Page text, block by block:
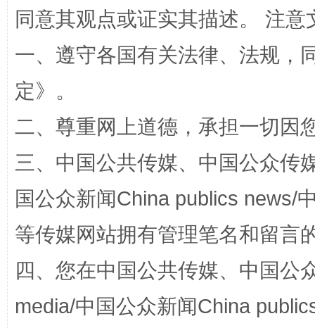
阿坝州三大球赛在茂县开幕 规模
同意其观点或证实其描述。 注
一、遵守各国有关法律、法规，
定》。
二、尊重网上道德，承担一切因
三、中国公共传媒、中国公众传
国公众新闻China publics news/
等传媒网站拥有管理笔名和留言
四、您在中国公共传媒、中国公
media/中国公众新闻China